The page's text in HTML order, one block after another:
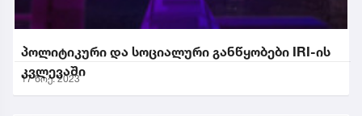
პოლიტიკური და სოციალური განწყობები IRI-ის
კვლევაში
17 ნოე. 2023